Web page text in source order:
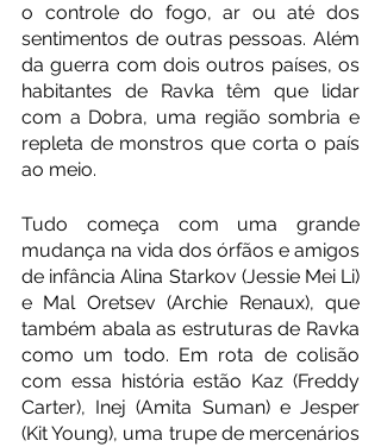
o controle do fogo, ar ou até dos
sentimentos de outras pessoas. Além
da guerra com dois outros países, os
habitantes de Ravka têm que lidar
com a Dobra, uma região sombria e
repleta de monstros que corta o país
ao meio.
Tudo começa com uma grande
mudança na vida dos órfãos e amigos
de infância Alina Starkov (Jessie Mei Li)
e Mal Oretsev (Archie Renaux), que
também abala as estruturas de Ravka
como um todo. Em rota de colisão
com essa história estão Kaz (Freddy
Carter), Inej (Amita Suman) e Jesper
(Kit Young), uma trupe de mercenários